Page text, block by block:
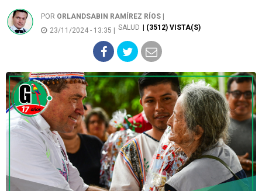
POR ORLANDSABIN RAMÍREZ RÍOS
23/11/2024 - 13:35 |
SALUD | (3512) VISTA(S)